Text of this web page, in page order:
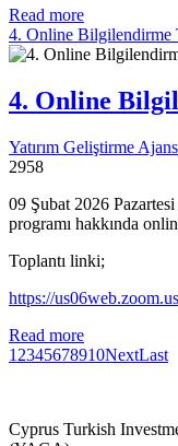
Read more
4. Online Bilgilendirme
4. Online
Yatırım Geliştirme
2958
09 Şubat 2026
programı hakkında
Toplantı linki;
https://
Read more
1 2345678910NextLast
Cyprus Turkish